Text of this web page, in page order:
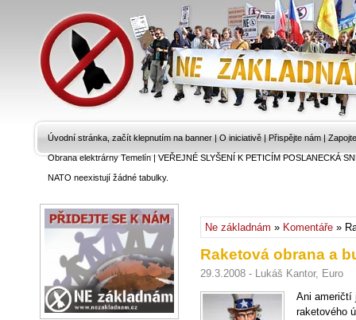
Úvodní stránka, začít klepnutím na banner | O iniciativě | Přispějte nám |
Obrana elektrárny Temelín|VEŘEJNÉ SLYŠENÍ K PETICÍM POSLANECKÁ
NATO neexistují žádné tabulky.
Ne základnám » Komentáře »
Raketová obrana a
29.3.2008 - Lukáš Kantor, Euro
Ani američtí
raketového